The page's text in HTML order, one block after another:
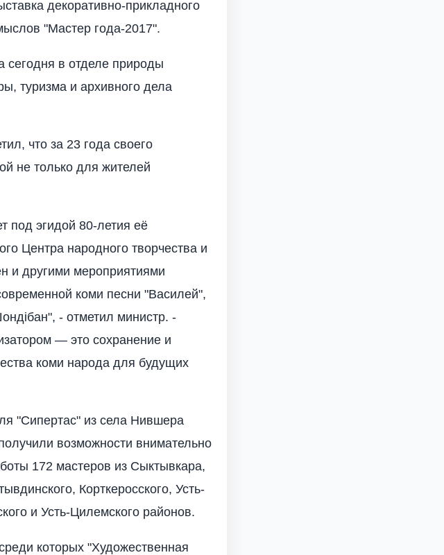
декоративно-прикладного
"Мастер года-2017".
сегодня в отделе природы
туризма и архивного дела
что за 23 года своего
не только для жителей
под эгидой 80-летия её
Центра народного творчества и
и другими мероприятиями
коми песни "Василей",
- отметил министр. -
— это сохранение и
коми народа для будущих
"Сипертас" из села Нившера
возможности внимательно
172 мастеров из Сыктывкара,
Корткеросского, Усть-
и Усть-Цилемского районов.
которых "Художественная